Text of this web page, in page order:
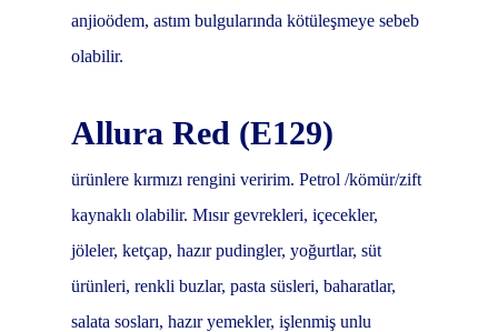
anjioödem, astım bulgularında kötüleşmeye sebeb
olabilir.
Allura Red (E129)
ürünlere kırmızı rengini veririm. Petrol /kömür/zift
kaynaklı olabilir. Mısır gevrekleri, içecekler,
jöleler, ketçap, hazır pudingler, yoğurtlar, süt
ürünleri, renkli buzlar, pasta süsleri, baharatlar,
salata sosları, hazır yemekler, işlenmiş unlu